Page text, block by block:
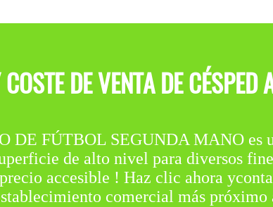
DE VENTA DE
DE FÚTBOL SEGUNDA MANO es
de alto nivel para diversos
accesible ! Haz clic ahora
comercial más próximo